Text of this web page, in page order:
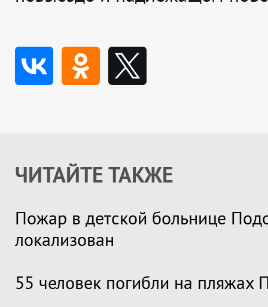
ЧИТАЙТЕ ТАКЖЕ
Пожар в детской больнице
локализован
55 человек погибли на пляжах